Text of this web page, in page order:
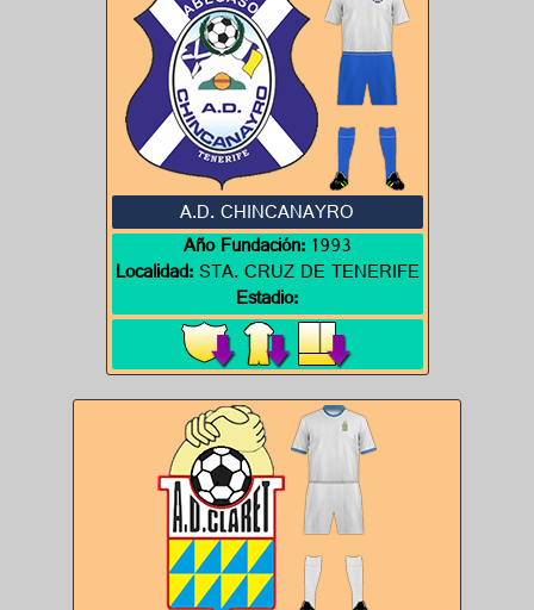
A.D. CHINCANAYRO
Año Fundación:1993
Localidad:STA. CRUZ DE TENERIFE
Estadio: